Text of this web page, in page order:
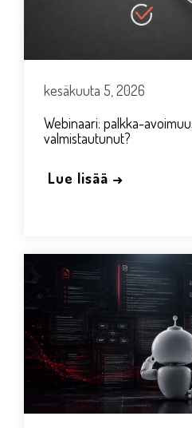
kesäkuuta 5, 2026
Webinaari: palkka-
valmistautunut?
Lue lisää →